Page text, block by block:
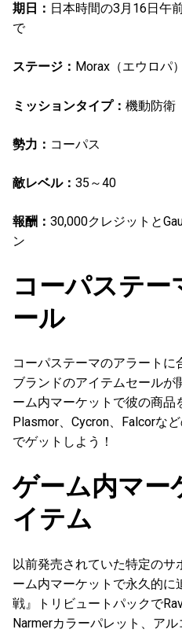
期日： 日本時間の3月16日午
で
ステージ： Morax（エウロパ）
ミッションタイプ： 機動防衛
勢力： コーパス
敵レベル： 35～40
報酬： 30,000クレジットと
ン
コーパステー
ール
コーパステーマのアラートに
ブランドのアイテムセール
ーム内マーケットで彼の商品
Plasmor、Cycron、Falcorな
でゲットしよう！
ゲーム内マー
イテム
以前発売されていた特定の
ーム内マーケットで永久的
戦』トリビュートパックで
Narmerカラーパレット、ア